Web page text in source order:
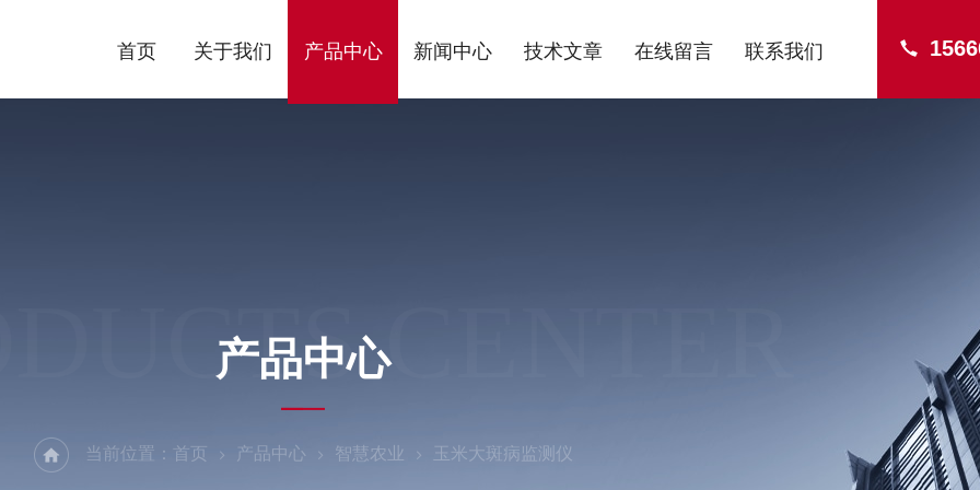
首页 关于我们 产品中心 新闻中心 技术文章 在线留言 联系我们
CENTER
产品中心
当前位置： 首页 产品中心 智慧农业 玉米大斑病监测仪